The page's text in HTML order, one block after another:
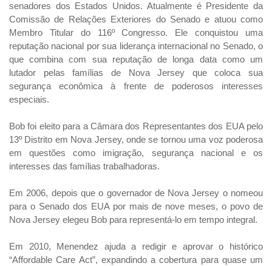
senadores dos Estados Unidos. Atualmente é Presidente da
Comissão de Relações Exteriores do Senado e atuou como
Membro Titular do 116º Congresso. Ele conquistou uma
reputação nacional por sua liderança internacional no Senado, o
que combina com sua reputação de longa data como um
lutador pelas famílias de Nova Jersey que coloca sua
segurança econômica à frente de poderosos interesses
especiais.
Bob foi eleito para a Câmara dos Representantes dos EUA pelo
13º Distrito em Nova Jersey, onde se tornou uma voz poderosa
em questões como imigração, segurança nacional e os
interesses das famílias trabalhadoras.
Em 2006, depois que o governador de Nova Jersey o nomeou
para o Senado dos EUA por mais de nove meses, o povo de
Nova Jersey elegeu Bob para representá-lo em tempo integral.
Em 2010, Menendez ajuda a redigir e aprovar o histórico
“Affordable Care Act”, expandindo a cobertura para quase um